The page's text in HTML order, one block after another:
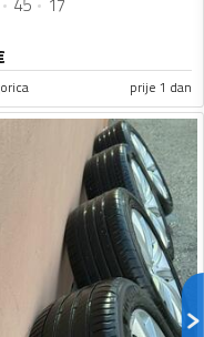
prije 1 dan